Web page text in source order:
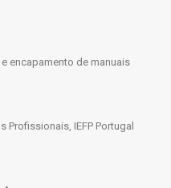
encapamento de manuais
IEFP Portugal